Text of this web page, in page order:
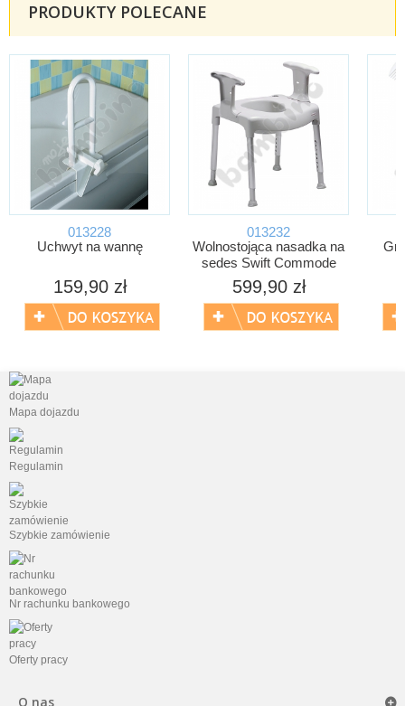
PRODUKTY POLECANE
013228
Uchwyt na wannę
159,90 zł
013232
Wolnostojąca nasadka na
sedes Swift Commode
599,90 zł
Mapa dojazdu
Regulamin
Szybkie zamówienie
Nr rachunku bankowego
Oferty pracy
O nas